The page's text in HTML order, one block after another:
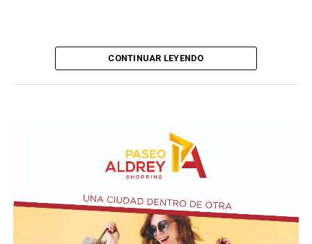
CONTINUAR LEYENDO